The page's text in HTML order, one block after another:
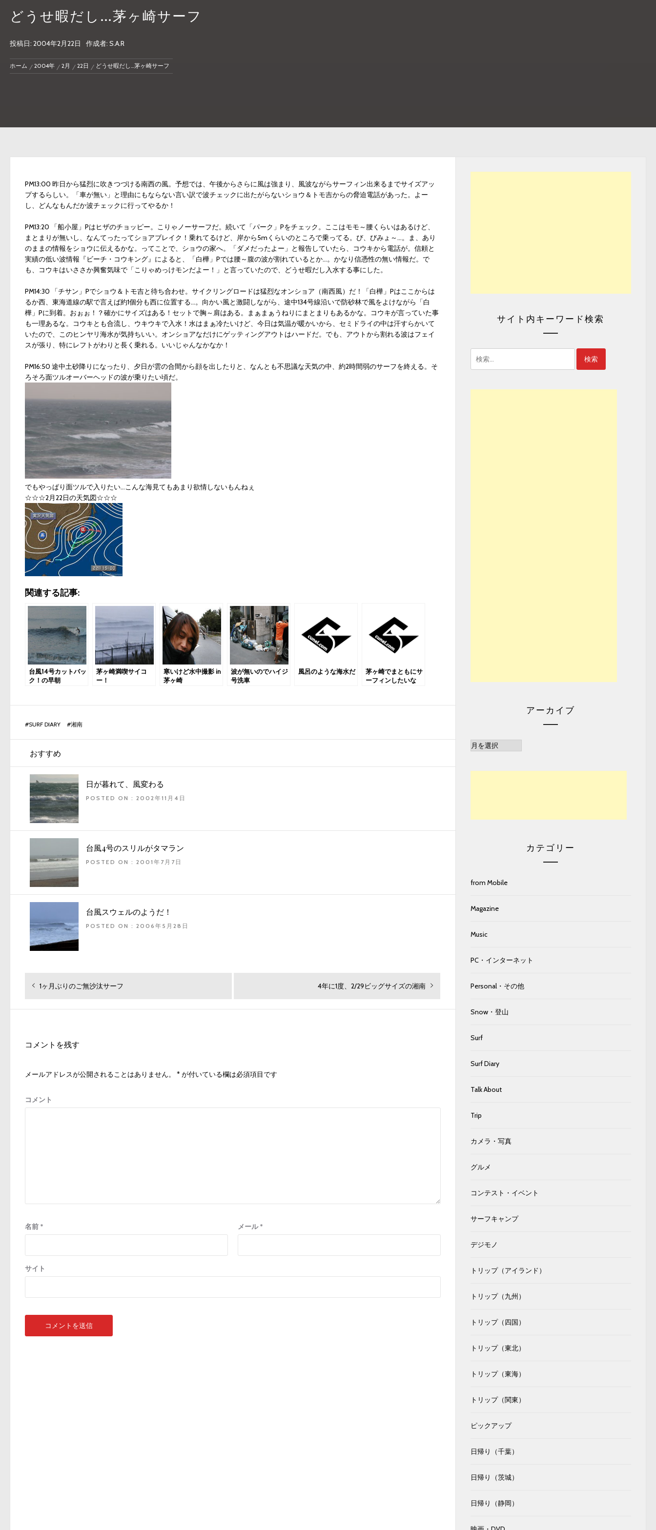
どうせ暇だし…茅ヶ崎サーフ
投稿日: 2004年2月22日 作成者: S.A.R
ホーム 2004年 2月 22日 どうせ暇だし…茅ヶ崎サーフ
PM13:00 昨日から猛烈に吹きつづける南西の風。予想では、午後からさらに風は強まり、風波ながらサーフィン出来るまでサイズアッ
プするらしい。「車が無い」と理由にもならない言い訳で波チェックに出たがらないショウ＆トモ吉からの脅迫電話があった。よー
し、どんなもんだか波チェックに行ってやるか！
PM13:20 「船小屋」Pはヒザのチョッピー。こりゃノーサーフだ。続いて「パーク」Pをチェック。ここはモモ～腰くらいはあるけど、
まとまりが無いし、なんてったってショアブレイク！乗れてるけど、岸から5mくらいのところで乗ってる。び、びみょ～…。ま、あり
のままの情報をショウに伝えるかな。ってことで、ショウの家へ。「ダメだったよー」と報告していたら、コウキから電話が。信頼と
実績の低い波情報『ビーチ・コウキング』によると、「白樺」Pでは腰～腹の波が割れているとか…。かなり信憑性の無い情報だ。で
も、コウキはいささか興奮気味で「こりゃめっけモンだよー！」と言っていたので、どうせ暇だし入水する事にした。
PM14:30 「チサン」Pでショウ＆トモ吉と待ち合わせ。サイクリングロードは猛烈なオンショア（南西風）だ！「白樺」Pはここからは
るか西、東海道線の駅で言えば約1個分も西に位置する…。向かい風と激闘しながら、途中134号線沿いで防砂林で風をよけながら「白
樺」Pに到着。おぉぉ！？確かにサイズはある！セットで胸～肩はある。まぁまぁうねりにまとまりもあるかな。コウキが言っていた事
も一理あるな。コウキとも合流し、ウキウキで入水！水はまぁ冷たいけど、今日は気温が暖かいから、セミドライの中は汗すらかいて
いたので、このヒンヤリ海水が気持ちいい。オンショアなだけにゲッティングアウトはハードだ。でも、アウトから割れる波はフェイ
スが張り、特にレフトがわりと長く乗れる。いいじゃんなかなか！
PM16:50 途中土砂降りになったり、夕日が雲の合間から顔を出したりと、なんとも不思議な天気の中、約2時間弱のサーフを終える。そ
ろそろ面ツルオーバーヘッドの波が乗りたい頃だ。
でもやっぱり面ツルで入りたい…こんな海見てもあまり欲情しないもんねぇ
☆☆☆2月22日の天気図☆☆☆
関連する記事:
台風14号カットバッ
ク！の早朝
茅ヶ崎満喫サイコ
ー！
寒いけど水中撮影 in
茅ヶ崎
波が無いのでハイジ
号洗車
風呂のような海水だ
茅ヶ崎でまともにサ
ーフィンしたいな
#SURF DIARY #湘南
おすすめ
日が暮れて、風変わる
POSTED ON : 2002年11月4日
台風4号のスリルがタマラン
POSTED ON : 2001年7月7日
台風スウェルのようだ！
POSTED ON : 2006年5月28日
投
ゲ
シ
ン
過
の
1ヶ月ぶりのご無沙汰サーフ
次
投
4年に1度、2/29ビッグサイズの湘南
コメントを残す
メールアドレスが公開されることはありません。 * が付いている欄は必須項目です
コメント
名前 * メール*
サイト
サイト内キーワード検索
検
索:
アーカイブ
ア
カテゴリー
from Mobile
Magazine
Music
PC・インターネット
Personal・その他
Snow・登山
Surf
Surf Diary
Talk About
Trip
カメラ・写真
グルメ
コンテスト・イベント
サーフキャンプ
デジモノ
トリップ（アイランド）
トリップ（九州）
トリップ（四国）
トリップ（東北）
トリップ（東海）
トリップ（関東）
ピックアップ
日帰り（千葉）
日帰り（茨城）
日帰り（静岡）